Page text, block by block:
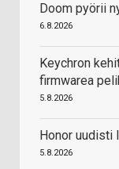
Doom pyörii
6.8.2026
Keychron
firmwarea
5.8.2026
Honor uudisti
5.8.2026